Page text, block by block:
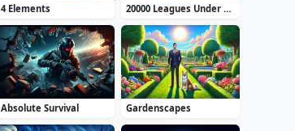
4 Elements 20000 Leagues Under the Sea: Captain Nemo
Absolute Survival Gardenscapes